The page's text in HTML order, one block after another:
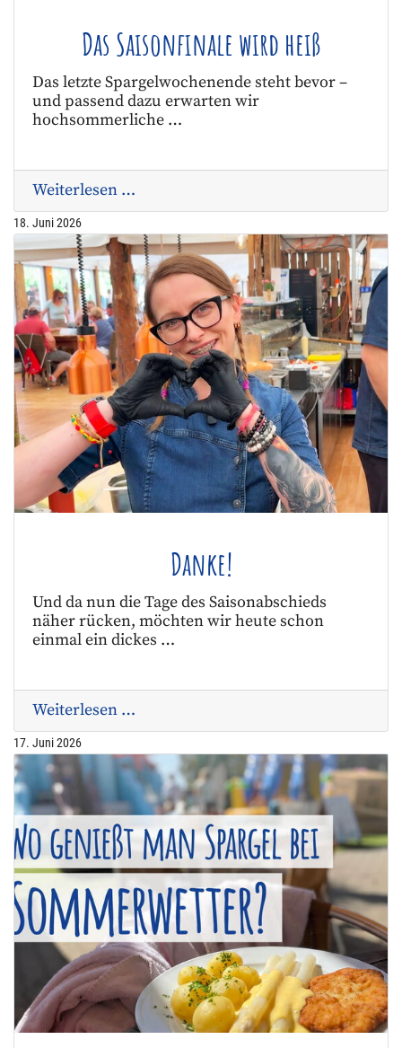
Das Saisonfinale wird heiß
Das letzte Spargelwochenende steht bevor –
und passend dazu erwarten wir
hochsommerliche …
Weiterlesen …
18. Juni 2026
Danke!
Und da nun die Tage des Saisonabschieds
näher rücken, möchten wir heute schon
einmal ein dickes …
Weiterlesen …
17. Juni 2026